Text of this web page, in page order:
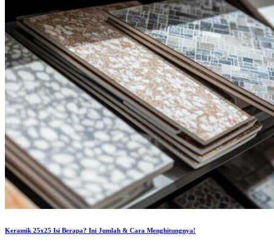
Keramik 25x25 Isi Berapa? Ini Jumlah & Cara Menghitungnya!